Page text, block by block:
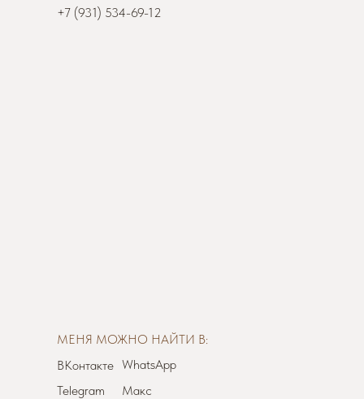
Макс
WhatsApp
Telegram
МЕНЯ МОЖНО НАЙТИ В:
ВКонтакте
+7 (931) 534-69-12